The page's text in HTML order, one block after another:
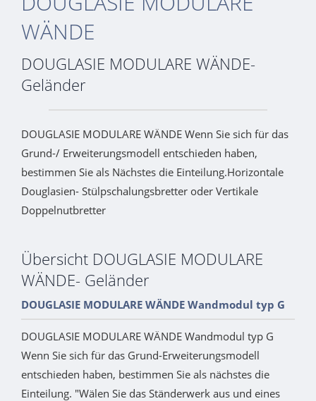
WÄNDE
DOUGLASIE MODULARE WÄNDE-
Geländer
DOUGLASIE MODULARE WÄNDE Wenn Sie sich für das
Grund-/ Erweiterungsmodell entschieden haben,
bestimmen Sie als Nächstes die Einteilung.Horizontale
Douglasien- Stülpschalungsbretter oder Vertikale
Doppelnutbretter
Übersicht DOUGLASIE MODULARE
WÄNDE- Geländer
DOUGLASIE MODULARE WÄNDE Wandmodul typ G
DOUGLASIE MODULARE WÄNDE Wandmodul typ G
Wenn Sie sich für das Grund-Erweiterungsmodell
entschieden haben, bestimmen Sie als nächstes die
Einteilung. "Wälen Sie das Ständerwerk aus und eines